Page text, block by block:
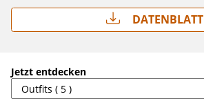
Datenblatt
Jetzt entdecken